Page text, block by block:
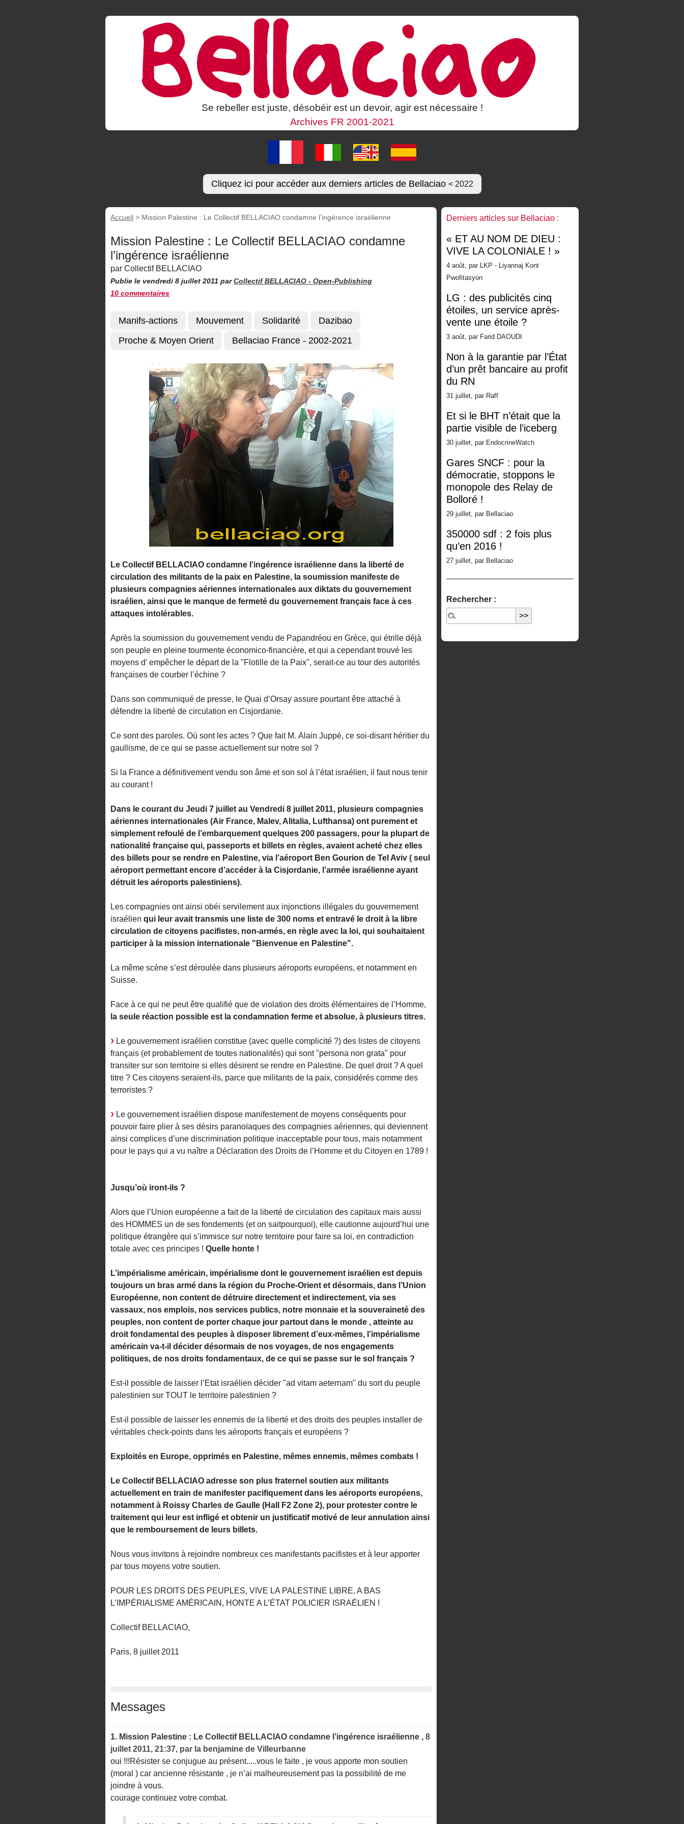
Se rebeller est juste, désobéir est un devoir, agir est nécessaire !
Archives FR 2001-2021
Cliquez ici pour accéder aux derniers articles de Bellaciao < 2022
Accueil > Mission Palestine : Le Collectif BELLACIAO condamne l’ingérence israélienne
Mission Palestine : Le Collectif BELLACIAO condamne
l’ingérence israélienne
par Collectif BELLACIAO
Publie le vendredi 8 juillet 2011 parCollectif BELLACIAO - Open-Publishing
10 commentaires
Manifs-actions Mouvement Solidarité
Dazibao
Proche & Moyen Orient
Bellaciao France - 2002-2021
Le Collectif BELLACIAO condamne l’ingérence israélienne dans la liberté de
circulation des militants de la paix en Palestine, la soumission manifeste de
plusieurs compagnies aériennes internationales aux diktats du gouvernement
israélien, ainsi que le manque de fermeté du gouvernement français face à ces
attaques intolérables.
Après la soumission du gouvernement vendu de Papandréou en Grèce, qui étrille déjà
son peuple en pleine tourmente économico-financière, et qui a cependant trouvé les
moyens d’ empêcher le départ de la "Flotille de la Paix", serait-ce au tour des autorités
françaises de courber l’échine ?
Dans son communiqué de presse, le Quai d’Orsay assure pourtant être attaché à
défendre la liberté de circulation en Cisjordanie.
Ce sont des paroles. Où sont les actes ? Que fait M. Alain Juppé, ce soi-disant héritier du
gaullisme, de ce qui se passe actuellement sur notre sol ?
Si la France a définitivement vendu son âme et son sol à l’état israélien, il faut nous tenir
au courant !
Dans le courant du Jeudi 7 juillet au Vendredi 8 juillet 2011, plusieurs compagnies
aériennes internationales (Air France, Malev, Alitalia, Lufthansa) ont purement et
simplement refoulé de l’embarquement quelques 200 passagers, pour la plupart de
nationalité française qui, passeports et billets en règles, avaient acheté chez elles
des billets pour se rendre en Palestine, via l’aéroport Ben Gourion de Tel Aviv ( seul
aéroport permettant encore d’accéder à la Cisjordanie, l’armée israélienne ayant
détruit les aéroports palestiniens).
Les compagnies ont ainsi obéi servilement aux injonctions illégales du gouvernement
israélien qui leur avait transmis une liste de 300 noms et entravé le droit à la libre
circulation de citoyens pacifistes, non-armés, en règle avec la loi, qui souhaitaient
participer à la mission internationale "Bienvenue en Palestine".
La même scène s’est déroulée dans plusieurs aéroports européens, et notamment en
Suisse.
Face à ce qui ne peut être qualifié que de violation des droits élémentaires de l’Homme,
la seule réaction possible est la condamnation ferme et absolue, à plusieurs titres.
Le gouvernement israélien constitue (avec quelle complicité ?) des listes de citoyens
français (et probablement de toutes nationalités) qui sont "persona non grata" pour
transiter sur son territoire si elles désirent se rendre en Palestine. De quel droit ? A quel
titre ? Ces citoyens seraient-ils, parce que militants de la paix, considérés comme des
terroristes ?
Le gouvernement israélien dispose manifestement de moyens conséquents pour
pouvoir faire plier à ses désirs paranoïaques des compagnies aériennes, qui deviennent
ainsi complices d’une discrimination politique inacceptable pour tous, mais notamment
pour le pays qui a vu naître a Déclaration des Droits de l’Homme et du Citoyen en 1789 !
Jusqu’où iront-ils ?
Alors que l’Union européenne a fait de la liberté de circulation des capitaux mais aussi
des HOMMES un de ses fondements (et on saitpourquoi), elle cautionne aujourd’hui une
politique étrangère qui s’immisce sur notre territoire pour faire sa loi, en contradiction
totale avec ces principes ! Quelle honte !
L’impérialisme américain, impérialisme dont le gouvernement israélien est depuis
toujours un bras armé dans la région du Proche-Orient et désormais, dans l’Union
Européenne, non content de détruire directement et indirectement, via ses
vassaux, nos emplois, nos services publics, notre monnaie et la souveraineté des
peuples, non content de porter chaque jour partout dans le monde , atteinte au
droit fondamental des peuples à disposer librement d’eux-mêmes, l’impérialisme
américain va-t-il décider désormais de nos voyages, de nos engagements
politiques, de nos droits fondamentaux, de ce qui se passe sur le sol français ?
Est-il possible de laisser l’Etat israélien décider "ad vitam aeternam" du sort du peuple
palestinien sur TOUT le territoire palestinien ?
Est-il possible de laisser les ennemis de la liberté et des droits des peuples installer de
véritables check-points dans les aéroports français et européens ?
Exploités en Europe, opprimés en Palestine, mêmes ennemis, mêmes combats !
Le Collectif BELLACIAO adresse son plus fraternel soutien aux militants
actuellement en train de manifester pacifiquement dans les aéroports européens,
notamment à Roissy Charles de Gaulle (Hall F2 Zone 2), pour protester contre le
traitement qui leur est infligé et obtenir un justificatif motivé de leur annulation ainsi
que le remboursement de leurs billets.
Nous vous invitons à rejoindre nombreux ces manifestants pacifistes et à leur apporter
par tous moyens votre soutien.
POUR LES DROITS DES PEUPLES, VIVE LA PALESTINE LIBRE, A BAS
L’IMPÉRIALISME AMÉRICAIN, HONTE A L’ÉTAT POLICIER ISRAÉLIEN !
Collectif BELLACIAO,
Paris, 8 juillet 2011
Messages
1. Mission Palestine : Le Collectif BELLACIAO condamne l’ingérence israélienne , 8
juillet 2011, 21:37, par la benjamine de Villeurbanne
oui !!!Résister se conjugue au présent.....vous le faite , je vous apporte mon soutien
(moral ) car ancienne résistante , je n’ai malheureusement pas la possibilité de me
joindre à vous.
courage continuez votre combat.
Derniers articles sur Bellaciao :
« ET AU NOM DE DIEU :
VIVE LA COLONIALE ! »
4 août, par LKP - Liyannaj Kont
Pwofitasyon
LG : des publicités cinq
étoiles, un service après-
vente une étoile ?
3 août, par Farid DAOUDI
Non à la garantie par l’État
d’un prêt bancaire au profit
du RN
31 juillet, par Raff
Et si le BHT n’était que la
partie visible de l’iceberg
30 juillet, par EndocrineWatch
Gares SNCF : pour la
démocratie, stoppons le
monopole des Relay de
Bolloré !
29 juillet, par Bellaciao
350000 sdf : 2 fois plus
qu’en 2016 !
27 juillet, par Bellaciao
Rechercher :